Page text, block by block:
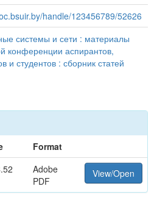
handle/123456789/52626
системы и сети : материалы
конференции аспирантов,
и студентов : сборник статей
Format
Adobe
PDF
View/Open